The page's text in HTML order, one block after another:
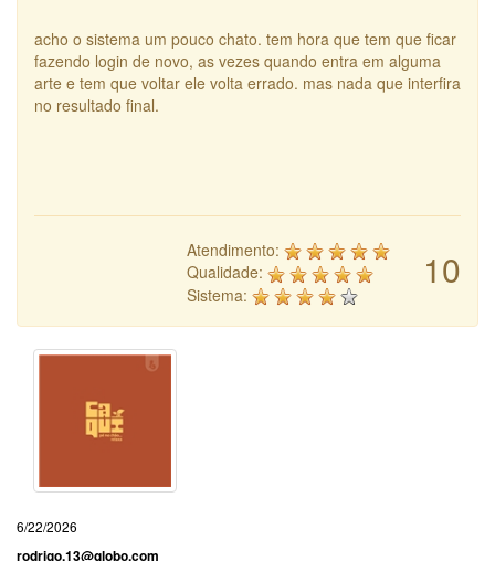
acho o sistema um pouco chato. tem hora que tem que ficar
fazendo login de novo, as vezes quando entra em alguma
arte e tem que voltar ele volta errado. mas nada que interfira
no resultado final.
10
Atendimento:
Qualidade:
Sistema:
6/22/2026
rodrigo.13@globo.com